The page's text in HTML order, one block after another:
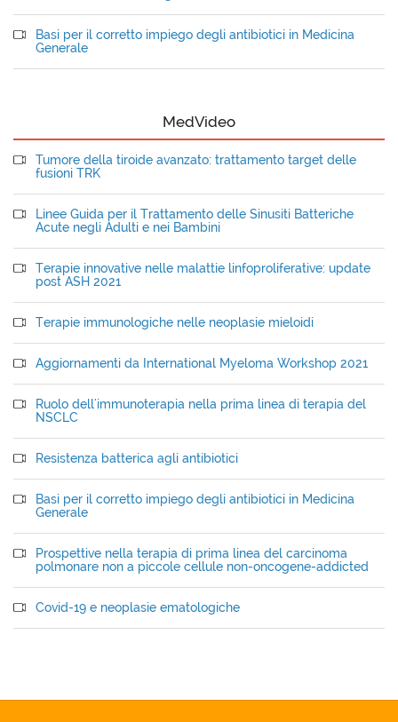
Basi per il corretto impiego degli antibiotici in Medicina
Generale
MedVideo
Tumore della tiroide avanzato: trattamento target delle
fusioni TRK
Linee Guida per il Trattamento delle Sinusiti Batteriche
Acute negli Adulti e nei Bambini
Terapie innovative nelle malattie linfoproliferative: update
post ASH 2021
Terapie immunologiche nelle neoplasie mieloidi
Aggiornamenti da International Myeloma Workshop 2021
Ruolo dell'immunoterapia nella prima linea di terapia del
NSCLC
Resistenza batterica agli antibiotici
Basi per il corretto impiego degli antibiotici in Medicina
Generale
Prospettive nella terapia di prima linea del carcinoma
polmonare non a piccole cellule non-oncogene-addicted
Covid-19 e neoplasie ematologiche